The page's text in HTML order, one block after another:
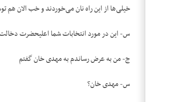
خیلی‌ها از این راه نان می‌خوردند و خب الان
س- این در مورد انتخابات شما اعلیحضرت دخالت
ج- من به عرض رساندم به مهدی خان گفتم
س- مهدی خان؟